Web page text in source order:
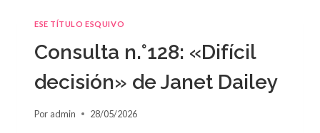
ESE TÍTULO ESQUIVO
Consulta n.°128: «Difícil
decisión» de Janet Dailey
Por admin 28/05/2026